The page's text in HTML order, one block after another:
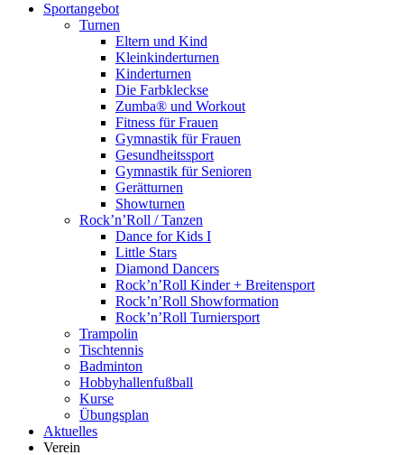
Sportangebot
Turnen
Eltern und Kind
Kleinkinderturnen
Kinderturnen
Die Farbkleckse
Zumba® und Workout
Fitness für Frauen
Gymnastik für Frauen
Gesundheitssport
Gymnastik für Senioren
Gerätturnen
Showturnen
Rock’n’Roll / Tanzen
Dance for Kids I
Little Stars
Diamond Dancers
Rock’n’Roll Kinder + Breitensport
Rock’n’Roll Showformation
Rock’n’Roll Turniersport
Trampolin
Tischtennis
Badminton
Hobbyhallenfußball
Kurse
Übungsplan
Aktuelles
Verein